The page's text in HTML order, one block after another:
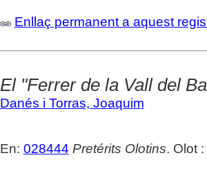
Enllaç permanent a aquest
El "Ferrer de la Vall del
Danés i Torras, Joaquim
En: 028444 Pretérits Olotins. Olot